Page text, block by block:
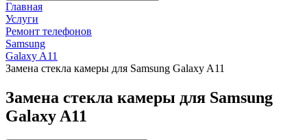
Главная
Услуги
Ремонт телефонов
Samsung
Galaxy A11
Замена стекла камеры для Samsung Galaxy A11
Замена стекла камеры для Samsung
Galaxy A11